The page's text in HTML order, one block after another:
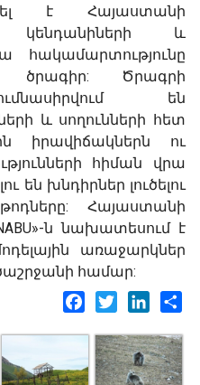
է Հայաստանի
կենդանիների և
ծրագիր: Ծրագրի
են
և սողունների հետ
իրավիճակներն ու
հիման վրա
են խնդիրներ լուծելու
Հայաստանի
ն նախատեսում է
առաջարկներ
համար:
Facebook
Twitter